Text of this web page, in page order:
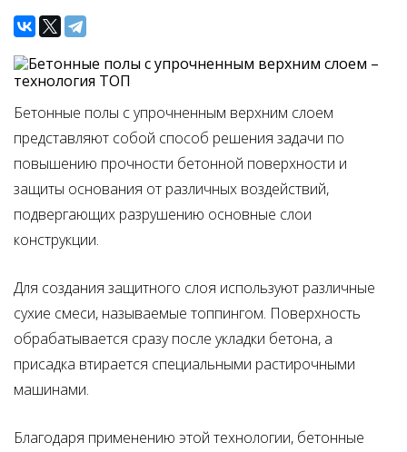
Бетонные полы с упрочненным верхним слоем
представляют собой способ решения задачи по
повышению прочности бетонной поверхности и
защиты основания от различных воздействий,
подвергающих разрушению основные слои
конструкции.
Для создания защитного слоя используют различные
сухие смеси, называемые топпингом. Поверхность
обрабатывается сразу после укладки бетона, а
присадка втирается специальными растирочными
машинами.
Благодаря применению этой технологии, бетонные